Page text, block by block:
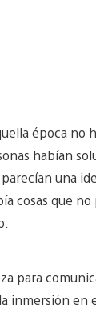
época no
habían
una
cosas que
para
en